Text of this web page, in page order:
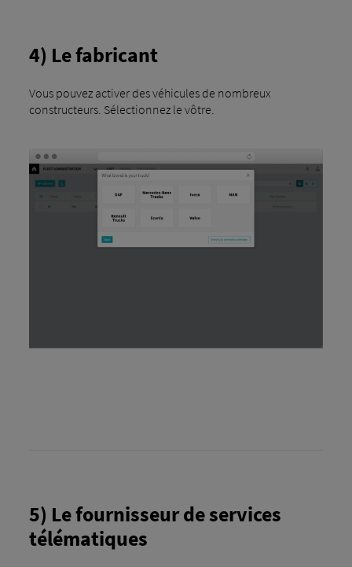
4) Le fabricant
Vous pouvez activer des véhicules de nombreux
constructeurs. Sélectionnez le vôtre.
5) Le fournisseur de services
télématiques